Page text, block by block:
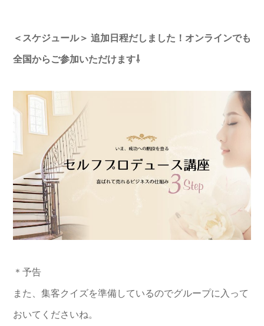
＜スケジュール＞ 追加日程だしました！オンラインでも
全国からご参加いただけます⇩
＊予告
また、集客クイズを準備しているのでグループに入って
おいてくださいね。